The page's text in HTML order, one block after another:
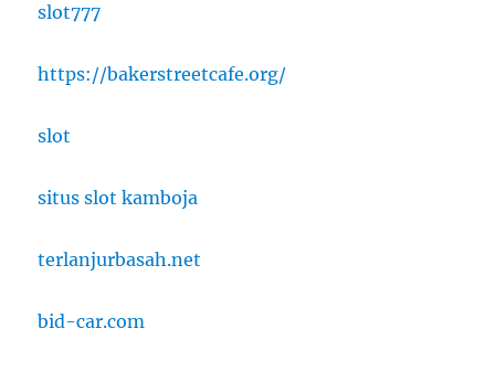
slot777
https://bakerstreetcafe.org/
slot
situs slot kamboja
terlanjurbasah.net
bid-car.com